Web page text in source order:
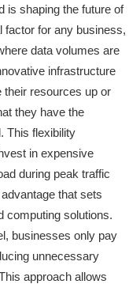
is shaping the future of
factor for any business,
data volumes are
infrastructure
resources up or
they have the
This flexibility
in expensive
during peak traffic
that sets
computing solutions.
businesses only pay
unnecessary
approach allows